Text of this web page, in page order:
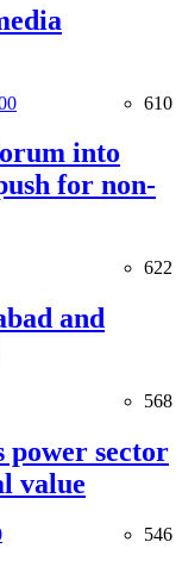
610
into
for non-
622
and
568
power sector
value
546